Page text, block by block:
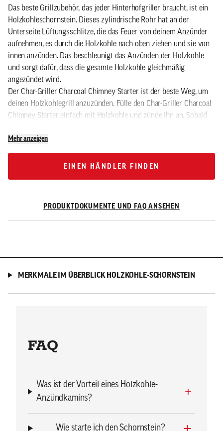
Das beste Grillzubehör, das jeder Hinterhofgriller braucht, ist ein
Holzkohleschornstein. Dieses zylindrische Rohr hat an der
Unterseite Lüftungsschlitze, die das Feuer von deinem Anzünder
aufnehmen, es durch die Holzkohle nach oben ziehen und sie von
innen anzünden. Das beschleunigt das Anzünden der Holzkohle
und sorgt dafür, dass die gesamte Holzkohle gleichmäßig
angezündet wird.
Der Char-Griller Charcoal Chimney Starter ist der beste Weg, um
deinen Holzkohlegrill anzuzünden. Fülle den Char-Griller Charcoal
Chimney Starter einfach mit Holzkohle und zünde ihn an. Sobald
Holzkohle in deinen Grill freizugeben.
Mehr anzeigen
EINEN HÄNDLER FINDEN
EINEN HÄNDLER FINDEN
PRODUKTDOKUMENTE UND FAQ ANSEHEN
MERKMALE IM ÜBERBLICK HOLZKOHLE-SCHORNSTEIN
FAQ
Was ist der Vorteil eines Holzkohle-
Anzündkamins?
Wie starte ich den Schornstein?